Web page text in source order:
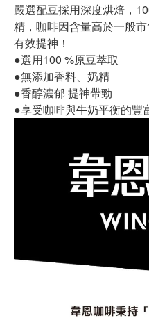
嚴選配豆採用深度烘焙，
精，咖啡因含量高於一般
有效提神！
●選用100 %原豆萃取
●無添加香料、奶精
●香醇濃郁 提神帶勁
●享受咖啡與牛奶平衡的豐